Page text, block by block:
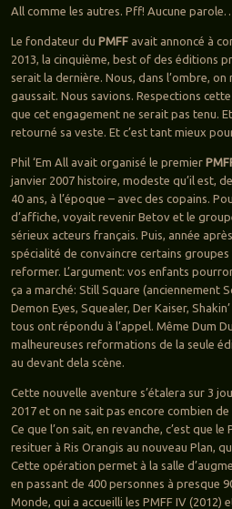
All comme les autres. Pff! Aucune parole…
Le fondateur du PMFFavait annoncé à
2013, la cinquième, best of des éditions
serait la dernière. Nous, dans l’ombre, on
gaussait. Nous savions. Respections
que cet engagement ne serait pas tenu.
retourné sa veste. Et c’est tant mieux
Phil ‘Em All avait organisé le premier
janvier 2007 histoire, modeste qu’il est,
40 ans, à l’époque – avec des copains.
d’affiche, voyait revenir Betov et le
sérieux acteurs français. Puis, année
spécialité de convaincre certains groupes
reformer. L’argument: vos enfants
ça a marché: Still Square (anciennement
Demon Eyes, Squealer, Der Kaiser,
tous ont répondu à l’appel. Même Dum
malheureuses reformations de la seule
au devant dela scène.
Cette nouvelle aventure s’étalera sur 3
2017 et on ne sait pas encore combien
Ce que l’on sait, en revanche, c’est que
resituer à Ris Orangis au nouveau Plan,
Cette opération permet à la salle
en passant de 400 personnes à presque
Monde, qui a accueilli les PMFF IV (2012)